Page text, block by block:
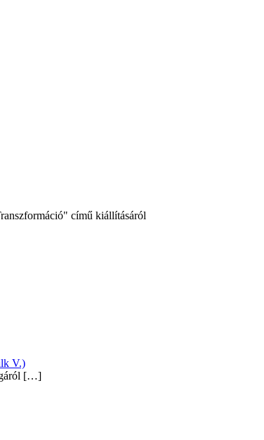
című kiállításáról
V.)
[…]